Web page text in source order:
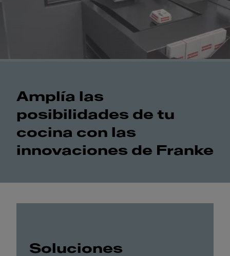
Amplía las
posibilidades de tu
cocina con las
innovaciones de Franke
Soluciones